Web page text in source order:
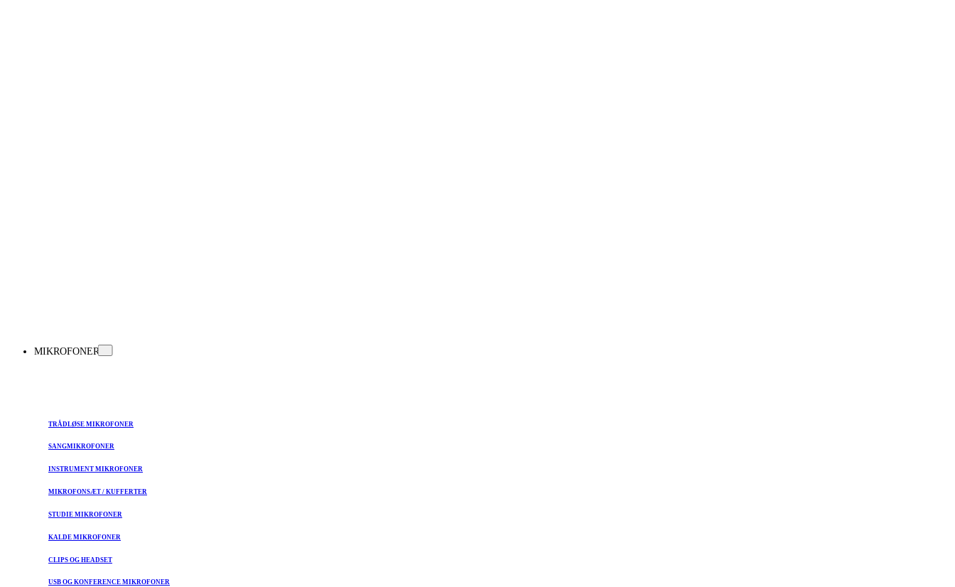
MIKROFONER
TRÅDLØSE MIKROFONER
SANGMIKROFONER
INSTRUMENT MIKROFONER
MIKROFONSÆT / KUFFERTER
STUDIE MIKROFONER
KALDE MIKROFONER
CLIPS OG HEADSET
USB OG KONFERENCE MIKROFONER